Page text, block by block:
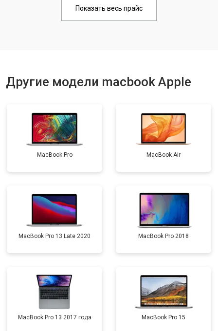
Показать весь прайс
Другие модели macbook Apple
MacBook Pro MacBook Air
MacBook Pro 13 Late 2020 MacBook Pro 2018
MacBook Pro 13 2017 года MacBook Pro 15